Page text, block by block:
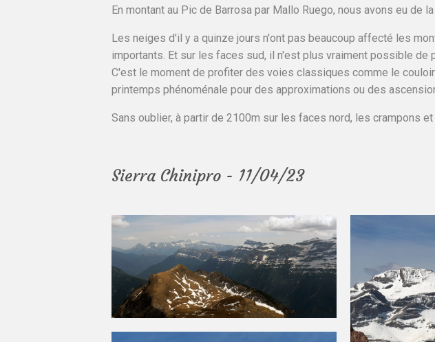
En montant au Pic de Barrosa par Mallo Ruego, nous avons eu de
Les neiges d'il y a quinze jours n'ont pas beaucoup affecté les
importants. Et sur les faces sud, il n'est plus vraiment possible de
C'est le moment de profiter des voies classiques comme le
printemps phénoménale pour des approximations ou des
Sans oublier, à partir de 2100m sur les faces nord, les crampons
Sierra Chinipro - 11/04/23